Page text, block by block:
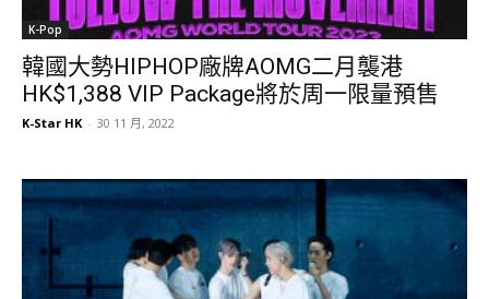
K-Pop
韓國大勢HIPHOP廠牌AOMG二月襲港
HK$1,388 VIP Package將於周一限量預售
K-Star HK - 30 11 月, 2022